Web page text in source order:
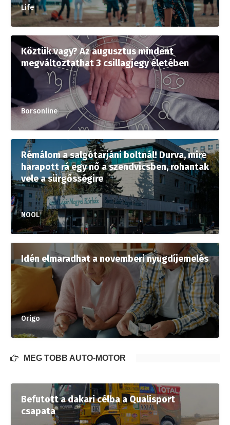
Life
Köztük vagy? Az augusztus mindent
megváltoztathat 3 csillagjegy életében
Borsonline
Rémálom a salgótarjáni boltnál! Durva, mire
harapott rá egy nő a szendvicsben, rohantak
vele a sürgősségire
NOOL
Idén elmaradhat a novemberi nyugdíjemelés
Origo
MÉG TÖBB AUTÓ-MOTOR
Befutott a dakari célba a Qualisport
csapata